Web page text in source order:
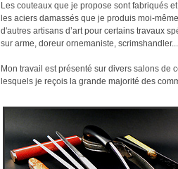
Les couteaux que je propose sont fabriqués
les aciers damassés que je produis moi-
d'autres artisans d’art pour certains travaux
sur arme, doreur ornemaniste, scrimshandler...
Mon travail est présenté sur divers salons de
lesquels je reçois la grande majorité des